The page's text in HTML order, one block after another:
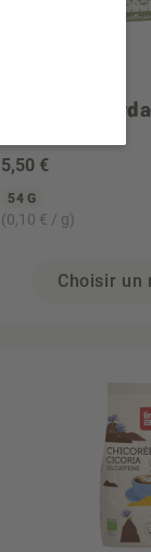
Café vert
5,50 €
54 G
(0,10 € / g)
Choisir un